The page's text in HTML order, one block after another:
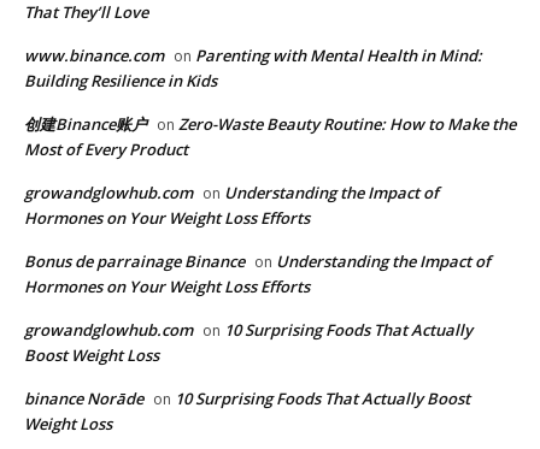
That They’ll Love
www.binance.com on Parenting with Mental Health in Mind:
Building Resilience in Kids
创建Binance账户 on Zero-Waste Beauty Routine: How to Make the
Most of Every Product
growandglowhub.com on Understanding the Impact of
Hormones on Your Weight Loss Efforts
Bonus de parrainage Binance on Understanding the Impact of
Hormones on Your Weight Loss Efforts
growandglowhub.com on 10 Surprising Foods That Actually
Boost Weight Loss
binance Norāde on 10 Surprising Foods That Actually Boost
Weight Loss